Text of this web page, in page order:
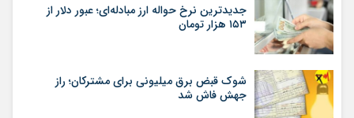
جدیدترین نرخ حواله ارز مبادله‌ای؛ عبور دلار از
۱۵۳ هزار تومان
شوک قبض برق میلیونی برای مشترکان؛ راز
جهش فاش شد